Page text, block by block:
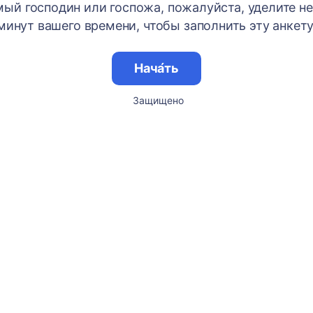
господин или госпожа, пожалуйста, уделите
вашего времени, чтобы заполнить эту
Нача́ть
Защищено